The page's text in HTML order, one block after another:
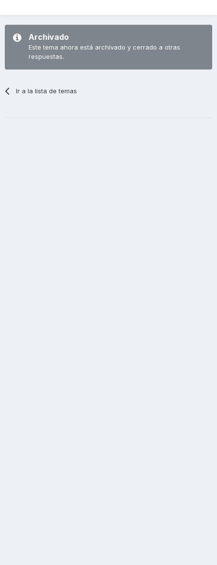
Archivado
Este tema ahora está archivado y cerrado a otras
respuestas.
Ir a la lista de temas